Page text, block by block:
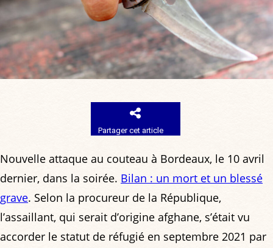
Partager cet article
Nouvelle attaque au couteau à Bordeaux, le 10 avril
dernier, dans la soirée. Bilan : un mort et un blessé
grave. Selon la procureur de la République,
l’assaillant, qui serait d’origine afghane, s’était vu
accorder le statut de réfugié en septembre 2021 par